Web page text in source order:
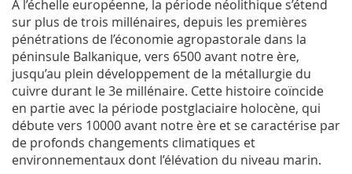
À l’échelle européenne, la période néolithique s’étend
sur plus de trois millénaires, depuis les premières
pénétrations de l’économie agropastorale dans la
péninsule Balkanique, vers 6500 avant notre ère,
jusqu’au plein développement de la métallurgie du
cuivre durant le 3e millénaire. Cette histoire coïncide
en partie avec la période postglaciaire holocène, qui
débute vers 10000 avant notre ère et se caractérise par
de profonds changements climatiques et
environnementaux dont l’élévation du niveau marin.